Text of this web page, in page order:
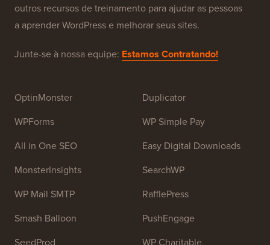
outros recursos de treinamento para ajudar as pessoas
a aprender WordPress e melhorar seus sites.
Junte-se à nossa equipe: Estamos Contratando!
OptinMonster
WPForms
All in One SEO
MonsterInsights
WP Mail SMTP
Smash Balloon
SeedProd
Duplicator
WP Simple Pay
Easy Digital Downloads
SearchWP
RafflePress
PushEngage
WP Charitable